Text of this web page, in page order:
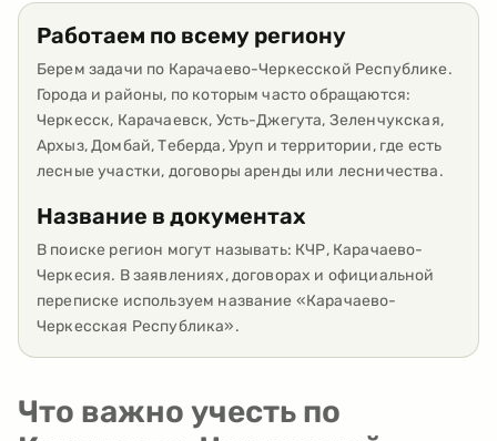
Работаем по всему региону
Берем задачи по Карачаево-Черкесской Республике.
Города и районы, по которым часто обращаются:
Черкесск, Карачаевск, Усть-Джегута, Зеленчукская,
Архыз, Домбай, Теберда, Уруп и территории, где есть
лесные участки, договоры аренды или лесничества.
Название в документах
В поиске регион могут называть: КЧР, Карачаево-
Черкесия. В заявлениях, договорах и официальной
переписке используем название «Карачаево-
Черкесская Республика».
Что важно учесть по